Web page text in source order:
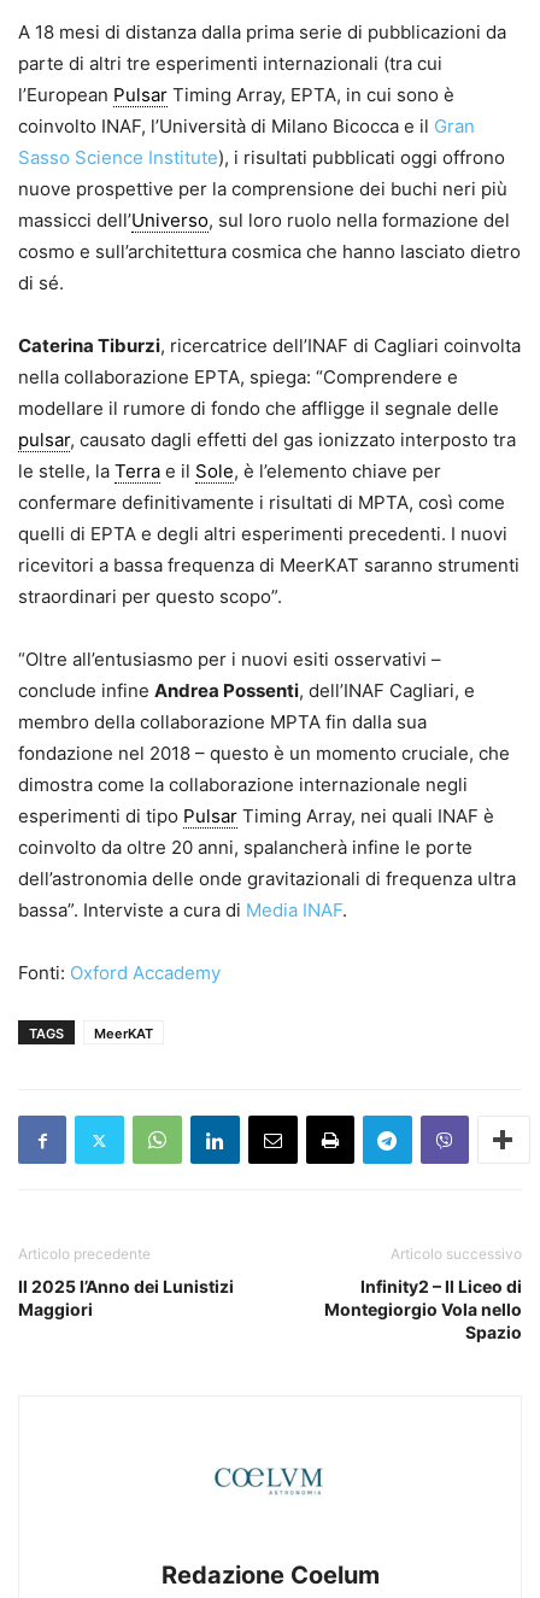
A 18 mesi di distanza dalla prima serie di pubblicazioni da
parte di altri tre esperimenti internazionali (tra cui
l’European Pulsar Timing Array, EPTA, in cui sono è
coinvolto INAF, l’Università di Milano Bicocca e il Gran
Sasso Science Institute), i risultati pubblicati oggi offrono
nuove prospettive per la comprensione dei buchi neri più
massicci dell’Universo, sul loro ruolo nella formazione del
cosmo e sull’architettura cosmica che hanno lasciato dietro
di sé.
Caterina Tiburzi, ricercatrice dell’INAF di Cagliari coinvolta
nella collaborazione EPTA, spiega: “Comprendere e
modellare il rumore di fondo che affligge il segnale delle
pulsar, causato dagli effetti del gas ionizzato interposto tra
le stelle, la Terra e il Sole, è l’elemento chiave per
confermare definitivamente i risultati di MPTA, così come
quelli di EPTA e degli altri esperimenti precedenti. I nuovi
ricevitori a bassa frequenza di MeerKAT saranno strumenti
straordinari per questo scopo”.
“Oltre all’entusiasmo per i nuovi esiti osservativi –
conclude infine Andrea Possenti, dell’INAF Cagliari, e
membro della collaborazione MPTA fin dalla sua
fondazione nel 2018 – questo è un momento cruciale, che
dimostra come la collaborazione internazionale negli
esperimenti di tipo Pulsar Timing Array, nei quali INAF è
coinvolto da oltre 20 anni, spalancherà infine le porte
dell’astronomia delle onde gravitazionali di frequenza ultra
bassa”. Interviste a cura di Media INAF.
Fonti: Oxford Accademy
TAGS MeerKAT
Articolo precedente
Il 2025 l’Anno dei Lunistizi
Maggiori
Articolo successivo
Infinity2 – Il Liceo di
Montegiorgio Vola nello
Spazio
Redazione Coelum